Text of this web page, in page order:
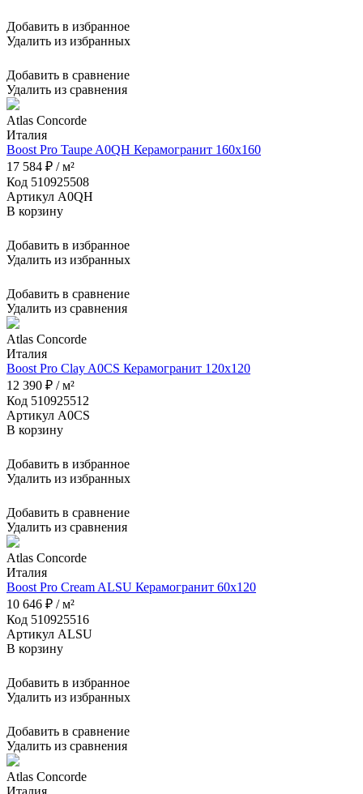
Добавить в избранное
Удалить из избранных
Добавить в сравнение
Удалить из сравнения
Atlas Concorde
Италия
Boost Pro Taupe A0QH Керамогранит 160x160
17 584 ₽ / м²
Код 510925508
Артикул A0QH
В корзину
Добавить в избранное
Удалить из избранных
Добавить в сравнение
Удалить из сравнения
Atlas Concorde
Италия
Boost Pro Clay A0CS Керамогранит 120x120
12 390 ₽ / м²
Код 510925512
Артикул A0CS
В корзину
Добавить в избранное
Удалить из избранных
Добавить в сравнение
Удалить из сравнения
Atlas Concorde
Италия
Boost Pro Cream ALSU Керамогранит 60x120
10 646 ₽ / м²
Код 510925516
Артикул ALSU
В корзину
Добавить в избранное
Удалить из избранных
Добавить в сравнение
Удалить из сравнения
Atlas Concorde
Италия